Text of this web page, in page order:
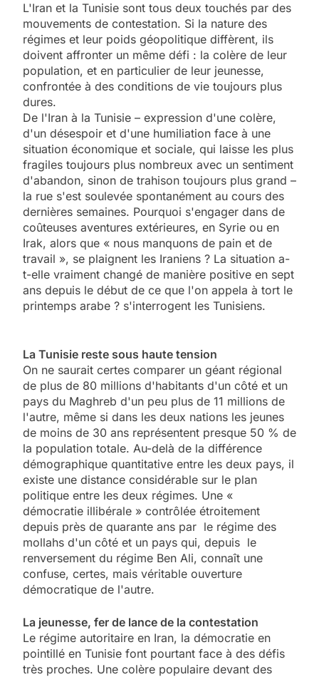
L'Iran et la Tunisie sont tous deux touchés par des
mouvements de contestation. Si la nature des
régimes et leur poids géopolitique diffèrent, ils
doivent affronter un même défi : la colère de leur
population, et en particulier de leur jeunesse,
confrontée à des conditions de vie toujours plus
dures.
De l'Iran à la Tunisie – expression d'une colère,
d'un désespoir et d'une humiliation face à une
situation économique et sociale, qui laisse les plus
fragiles toujours plus nombreux avec un sentiment
d'abandon, sinon de trahison toujours plus grand –
la rue s'est soulevée spontanément au cours des
dernières semaines. Pourquoi s'engager dans de
coûteuses aventures extérieures, en Syrie ou en
Irak, alors que « nous manquons de pain et de
travail », se plaignent les Iraniens ? La situation a-
t-elle vraiment changé de manière positive en sept
ans depuis le début de ce que l'on appela à tort le
printemps arabe ? s'interrogent les Tunisiens.
La Tunisie reste sous haute tension
On ne saurait certes comparer un géant régional
de plus de 80 millions d'habitants d'un côté et un
pays du Maghreb d'un peu plus de 11 millions de
l'autre, même si dans les deux nations les jeunes
de moins de 30 ans représentent presque 50 % de
la population totale. Au-delà de la différence
démographique quantitative entre les deux pays, il
existe une distance considérable sur le plan
politique entre les deux régimes. Une «
démocratie illibérale » contrôlée étroitement
depuis près de quarante ans par le régime des
mollahs d'un côté et un pays qui, depuis le
renversement du régime Ben Ali, connaît une
confuse, certes, mais véritable ouverture
démocratique de l'autre.
La jeunesse, fer de lance de la contestation
Le régime autoritaire en Iran, la démocratie en
pointillé en Tunisie font pourtant face à des défis
très proches. Une colère populaire devant des